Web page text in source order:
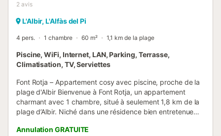
2 avis
L'Albir, L'Alfàs del Pi
4 pers. 1 chambre 60 m² 1,1 km de la plage
Piscine, WiFi, Internet, LAN, Parking, Terrasse,
Climatisation, TV, Serviettes
Font Rotja – Appartement cosy avec piscine, proche de la
plage d'Albir Bienvenue à Font Rotja, un appartement
charmant avec 1 chambre, situé à seulement 1,8 km de la
plage d’Albir. Niché dans une résidence bien entretenue
paradis sur la Costa Blanca. Ce que propose cet
Annulation GRATUITE